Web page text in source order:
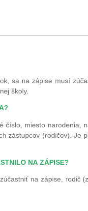
sa na zápise musí
školy.
miesto narodenia,
zástupcov (rodičov).
NA ZÁPISE?
na zápise, rodič